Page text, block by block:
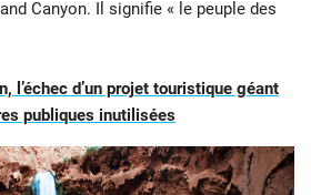
Canyon. Il signifie « le peuple des
l’échec d’un projet touristique géant
publiques inutilisées